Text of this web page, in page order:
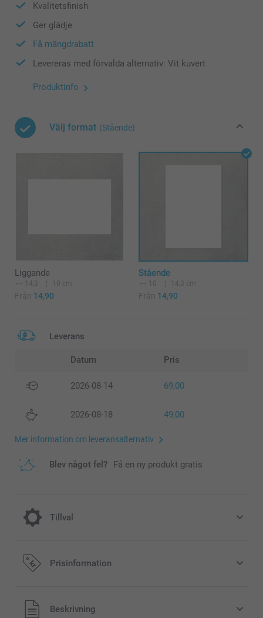
Kvalitetsfinish
Ger glädje
Få mängdrabatt
Levereras med förvalda alternativ: Vit kuvert
Produktinfo
Välj format (Stående)
Liggande
14,3 10 cm
Från 14,90
Stående
10 14,3 cm
Från 14,90
Leverans
Datum Pris
2026-08-14 69,00
2026-08-18 49,00
Mer information om leveransalternativ
Blev något fel? Få en ny produkt gratis
Tillval
Köp till kuvert i vackra färger eller få vita
kuvert gratis
Från Gratis
Prisinformation
Beskrivning